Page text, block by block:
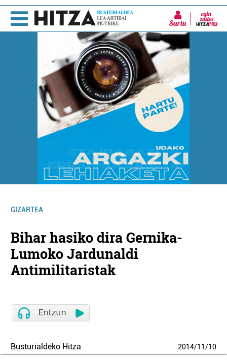
Sartu
GIZARTEA
Bihar hasiko dira Gernika-
Lumoko Jardunaldi
Antimilitaristak
Busturialdeko Hitza 2014/11/10